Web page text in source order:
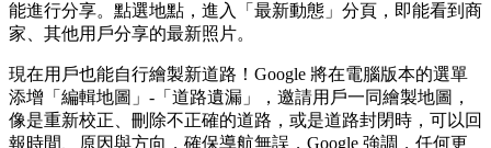
能進行分享。點選地點，進入「最新動態」分頁，即能看到商
家、其他用戶分享的最新照片。
現在用戶也能自行繪製新道路！Google 將在電腦版本的選單
添增「編輯地圖」-「道路遺漏」，邀請用戶一同繪製地圖，
像是重新校正、刪除不正確的道路，或是道路封閉時，可以回
報時間、原因與方向，確保導航無誤，Google 強調，任何更